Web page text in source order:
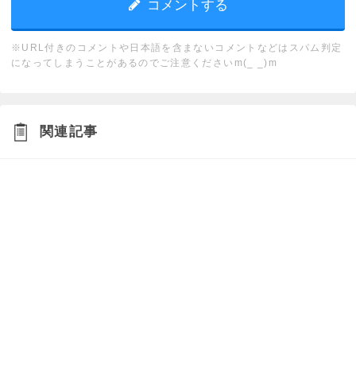
※URL付きのコメントや日本語を含まないコメントなどはスパム判定
になってしまうことがあるのでご注意くださいm(_ _)m
関連記事